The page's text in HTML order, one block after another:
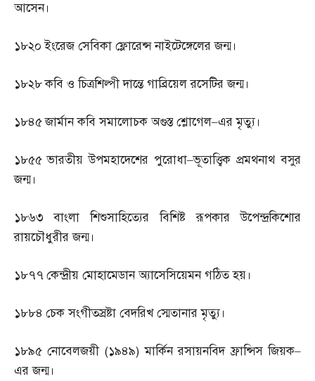
আসেন।
১৮২০ ইংরেজ সেবিকা ফ্লোরেন্স নাইটেঙ্গেলের জন্ম।
১৮২৮কবি ও চিত্রশিল্পী দান্তে গাব্রিয়েল রসেটির জন্ম।
১৮৪৫জার্মান কবি সমালোচক অগুস্ত শ্লোগেল–এর মৃত্যু।
১৮৫৫ ভারতীয় উপমহাদেশের পুরোধা–ভূতাত্ত্বিক প্রমথনাথ বসুর
জন্ম।
১৮৬৩
বাংলা শিশুসাহিত্যের বিশিষ্ট রূপকার উপেন্দ্রকিশোর
রায়চৌধুরীর জন্ম।
১৮৭৭ কেন্দ্রীয় মোহামেডান অ্যাসেসিয়েমন গঠিত হয়।
১৮৮৪ চেক সংগীতস্রষ্টা বেদরিখ স্মেতানার মৃত্যু।
১৮৯৫ নোবেলজয়ী (১৯৪৯)মার্কিন রসায়নবিদ ফ্রান্সিস জিয়ক–
এর জন্ম।